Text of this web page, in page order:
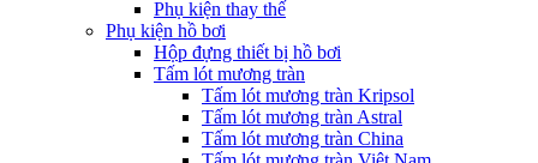
Phụ kiện thay thế
Phụ kiện hồ bơi
Hộp đựng thiết bị hồ bơi
Tấm lót mương tràn
Tấm lót mương tràn Kripsol
Tấm lót mương tràn Astral
Tấm lót mương tràn China